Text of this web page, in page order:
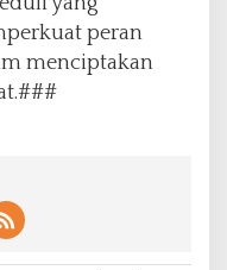
peran
menciptakan